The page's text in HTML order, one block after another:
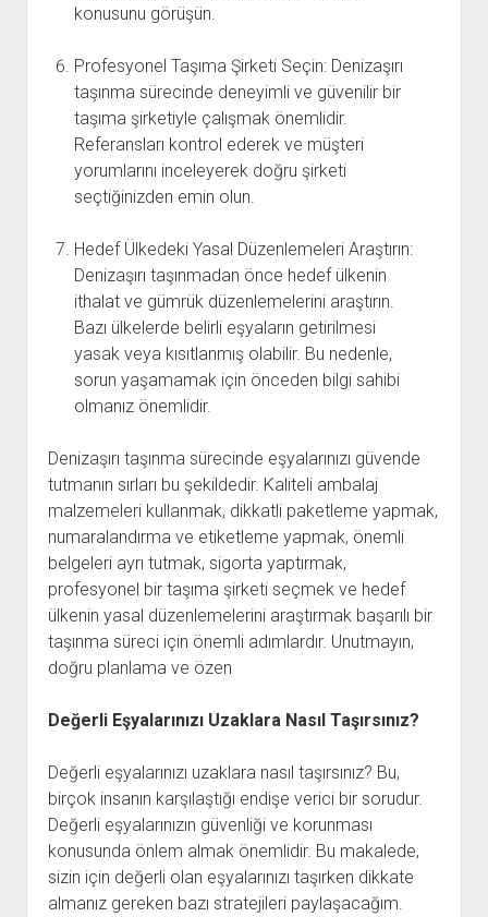
konusunu görüşün.
Profesyonel Taşıma Şirketi Seçin: Denizaşırı
taşınma sürecinde deneyimli ve güvenilir bir
taşıma şirketiyle çalışmak önemlidir.
Referansları kontrol ederek ve müşteri
yorumlarını inceleyerek doğru şirketi
seçtiğinizden emin olun.
Hedef Ülkedeki Yasal Düzenlemeleri Araştırın:
Denizaşırı taşınmadan önce hedef ülkenin
ithalat ve gümrük düzenlemelerini araştırın.
Bazı ülkelerde belirli eşyaların getirilmesi
yasak veya kısıtlanmış olabilir. Bu nedenle,
sorun yaşamamak için önceden bilgi sahibi
olmanız önemlidir.
Denizaşırı taşınma sürecinde eşyalarınızı güvende
tutmanın sırları bu şekildedir. Kaliteli ambalaj
malzemeleri kullanmak, dikkatli paketleme yapmak,
numaralandırma ve etiketleme yapmak, önemli
belgeleri ayrı tutmak, sigorta yaptırmak,
profesyonel bir taşıma şirketi seçmek ve hedef
ülkenin yasal düzenlemelerini araştırmak başarılı bir
taşınma süreci için önemli adımlardır. Unutmayın,
doğru planlama ve özen
Değerli Eşyalarınızı Uzaklara Nasıl Taşırsınız?
Değerli eşyalarınızı uzaklara nasıl taşırsınız? Bu,
birçok insanın karşılaştığı endişe verici bir sorudur.
Değerli eşyalarınızın güvenliği ve korunması
konusunda önlem almak önemlidir. Bu makalede,
sizin için değerli olan eşyalarınızı taşırken dikkate
almanız gereken bazı stratejileri paylaşacağım.